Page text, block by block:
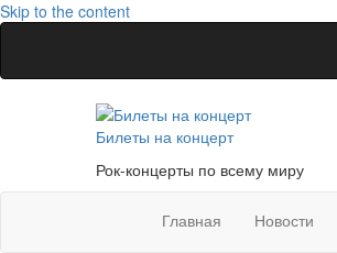
Skip to the content
Билеты на концерт
Рок-концерты по всему миру
Главная Новости